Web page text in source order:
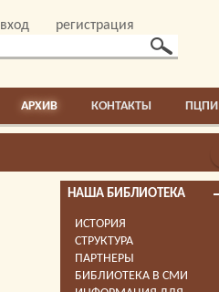
вход регистрация
АРХИВ КОНТАКТЫ ПЦПИ
НАША БИБЛИОТЕКА
ИСТОРИЯ
СТРУКТУРА
ПАРТНЕРЫ
БИБЛИОТЕКА В СМИ